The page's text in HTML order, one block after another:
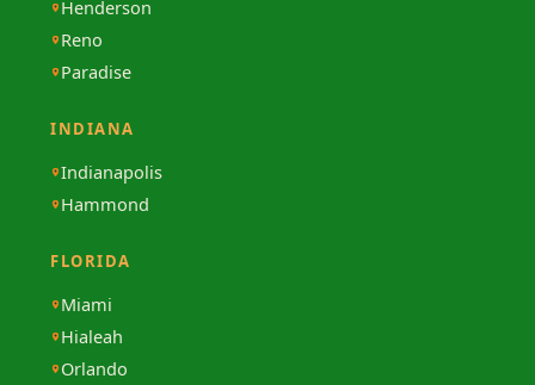
Henderson
Reno
Paradise
INDIANA
Indianapolis
Hammond
FLORIDA
Miami
Hialeah
Orlando